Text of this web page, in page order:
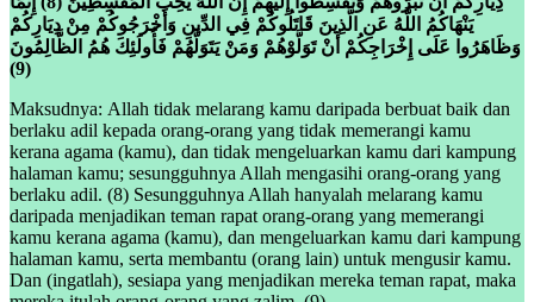
يَنْهَاكُمُ اللَّهُ عَنِ الَّذِينَ قَاتَلُوكُمْ فِي الدِّينِ وَأَخْرَجُوكُمْ مِنْ دِيَارِكُمْ
وَظَاهَرُوا عَلَى إِخْرَاجِكُمْ أَنْ تَوَلَّوْهُمْ وَمَنْ يَتَوَلَّهُمْ فَأُولَئِكَ هُمُ الظَّالِمُونَ
(9)
Maksudnya: Allah tidak melarang kamu daripada berbuat baik dan
berlaku adil kepada orang-orang yang tidak memerangi kamu
kerana agama (kamu), dan tidak mengeluarkan kamu dari kampung
halaman kamu; sesungguhnya Allah mengasihi orang-orang yang
berlaku adil. (8) Sesungguhnya Allah hanyalah melarang kamu
daripada menjadikan teman rapat orang-orang yang memerangi
kamu kerana agama (kamu), dan mengeluarkan kamu dari kampung
halaman kamu, serta membantu (orang lain) untuk mengusir kamu.
Dan (ingatlah), sesiapa yang menjadikan mereka teman rapat, maka